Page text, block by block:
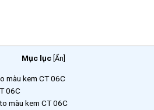
Mục lục Ẩn
màu kem CT 06C
06C
màu kem CT 06C